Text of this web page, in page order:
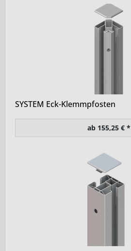
SYSTEM Eck-Klemmpfosten
ab 155,25 € *